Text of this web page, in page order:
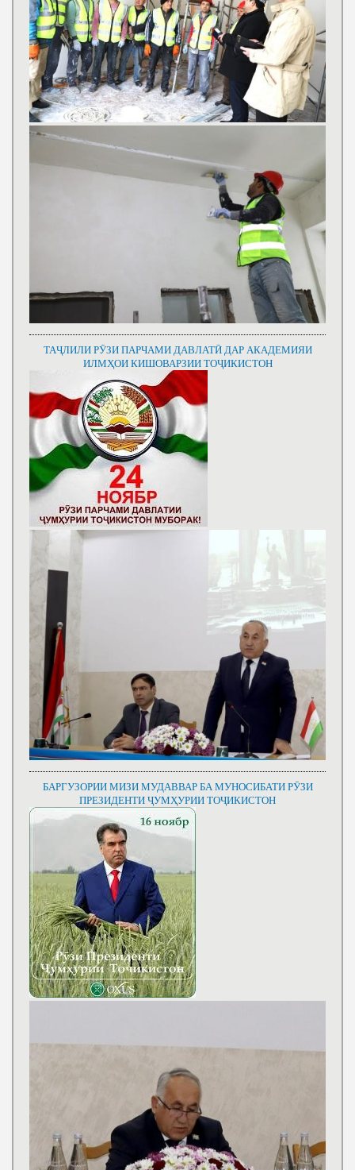
ТАҶЛИЛИ РӮЗИ ПАРЧАМИ ДАВЛАТӢ ДАР АКАДЕМИЯИ
ИЛМҲОИ КИШОВАРЗИИ ТОҶИКИСТОН
БАРГУЗОРИИ МИЗИ МУДАВВАР БА МУНОСИБАТИ РӮЗИ
ПРЕЗИДЕНТИ ҶУМҲУРИИ ТОҶИКИСТОН